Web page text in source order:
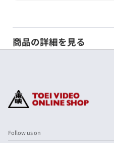
商品の詳細を見る
Follow us on